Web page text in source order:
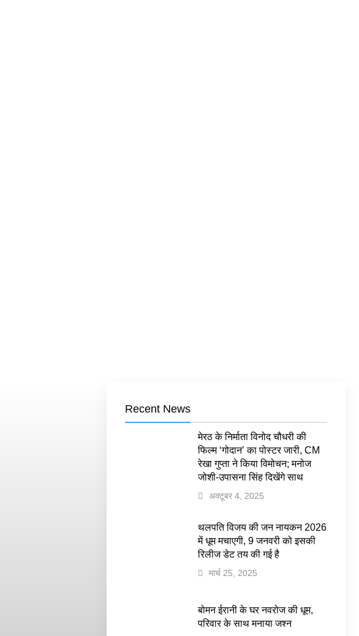
Recent News
मेरठ के निर्माता विनोद चौधरी की
फिल्म ‘गोदान’ का पोस्टर जारी, CM
रेखा गुप्ता ने किया विमोचन; मनोज
जोशी-उपासना सिंह दिखेंगे साथ
अक्टूबर 4, 2025
थलपति विजय की जन नायकन 2026
में धूम मचाएगी, 9 जनवरी को इसकी
रिलीज डेट तय की गई है
मार्च 25, 2025
बोमन ईरानी के घर नवरोज की धूम,
परिवार के साथ मनाया जश्न